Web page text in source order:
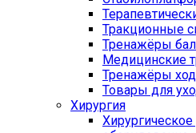
Тракционные
Тренажёры
Медицинские
Тренажёры
Товары для
Хирургия